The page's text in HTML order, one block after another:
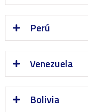
Perú
Venezuela
Bolivia